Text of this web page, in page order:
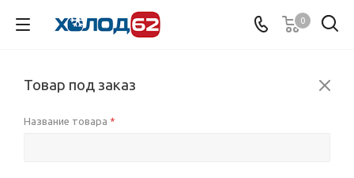
0
Товар под заказ
Название товара *